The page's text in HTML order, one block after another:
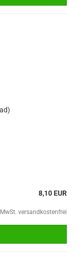
8,10 EUR
versandkostenfrei